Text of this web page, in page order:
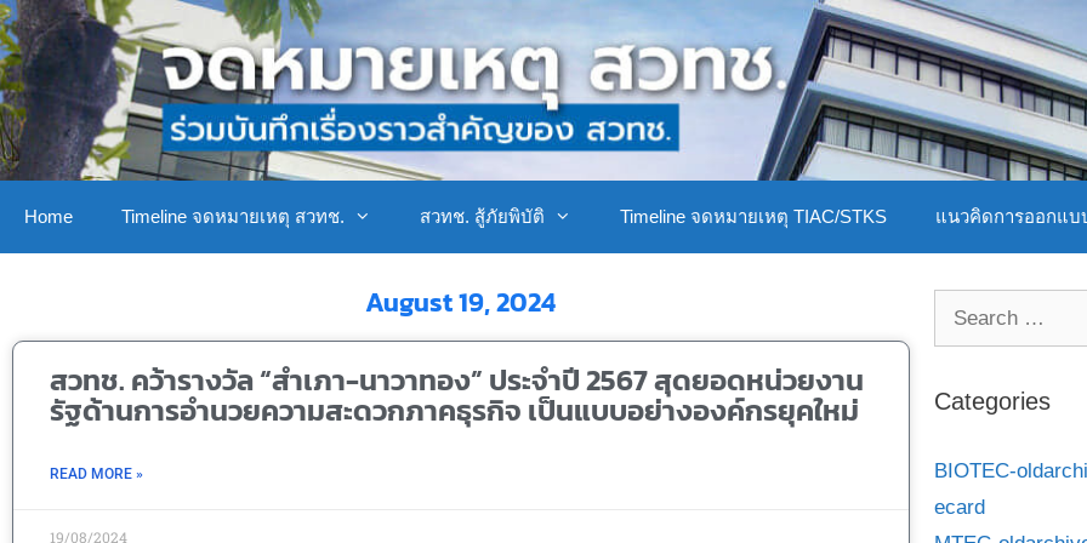
Home Timeline จดหมายเหตุ สวทช. สวทช. สู้ภัยพิบัติ Timeline จดหมายเหตุ TIAC/STKS แนวคิดการออกแ
August 19, 2024
สวทช. คว้ารางวัล “สำเภา-นาวาทอง” ประจำปี 2567 สุดยอดหน่วยงาน
รัฐด้านการอำนวยความสะดวกภาคธุรกิจ เป็นแบบอย่างองค์กรยุคใหม่
READ MORE »
19/08/2024
Categories
BIOTEC-
ecard